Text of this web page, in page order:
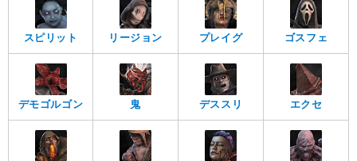
スピリット リージョン プレイグ ゴスフェ
デモゴルゴン 鬼 デススリ エクセ